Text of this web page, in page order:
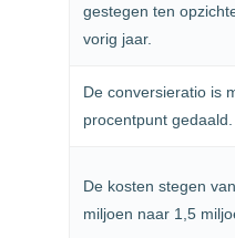
gestegen ten
vorig jaar.
De conversieratio is
procentpunt gedaald.
De kosten stegen
miljoen naar 1,5